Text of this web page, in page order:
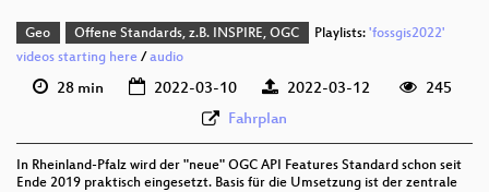
Geo Offene Standards, z.B. INSPIRE, OGC Playlists: 'fossgis2022'
videos starting here /audio
28 min 2022-03-10 2022-03-12
245
Fahrplan
In Rheinland-Pfalz wird der "neue" OGC API Features Standard schon seit
Ende 2019 praktisch eingesetzt. Basis für die Umsetzung ist der zentrale